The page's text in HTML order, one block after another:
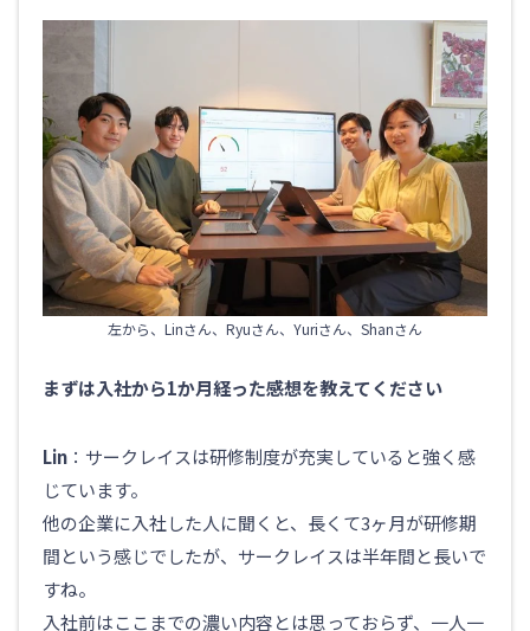
左から、Linさん、Ryuさん、Yuriさん、Shanさん
まずは入社から1か月経った感想を教えてください
Lin ：サークレイスは研修制度が充実していると強く感
じています。
他の企業に入社した人に聞くと、長くて3ヶ月が研修期
間という感じでしたが、サークレイスは半年間と長いで
すね。
入社前はここまでの濃い内容とは思っておらず、一人一